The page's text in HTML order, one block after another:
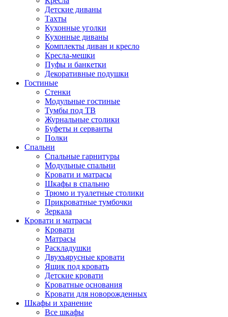
Детские диваны
Тахты
Кухонные уголки
Кухонные диваны
Комплекты диван и кресло
Кресла-мешки
Пуфы и банкетки
Декоративные подушки
Гостиные
Стенки
Модульные гостиные
Тумбы под ТВ
Журнальные столики
Буфеты и серванты
Полки
Спальни
Спальные гарнитуры
Модульные спальни
Кровати и матрасы
Шкафы в спальню
Трюмо и туалетные столики
Прикроватные тумбочки
Зеркала
Кровати и матрасы
Кровати
Матрасы
Раскладушки
Двухъярусные кровати
Ящик под кровать
Детские кровати
Кроватные основания
Кровати для новорожденных
Шкафы и хранение
Все шкафы